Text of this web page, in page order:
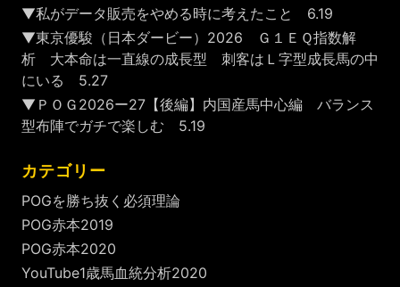
▼私がデータ販売をやめる時に考えたこと 6.19
▼東京優駿（日本ダービー）2026 Ｇ１ＥＱ指数解
析 大本命は一直線の成長型 刺客はＬ字型成長馬の中
にいる 5.27
▼ＰＯＧ2026ー27【後編】内国産馬中心編 バランス
型布陣でガチで楽しむ 5.19
カテゴリー
POGを勝ち抜く必須理論
POG赤本2019
POG赤本2020
YouTube1歳馬血統分析2020